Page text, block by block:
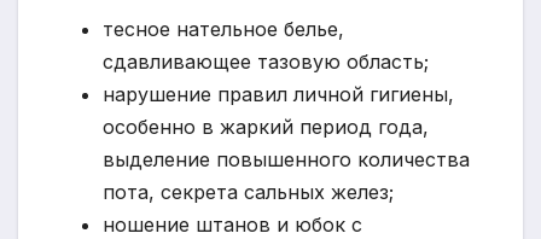
тесное нательное белье,
сдавливающее тазовую область;
нарушение правил личной гигиены,
особенно в жаркий период года,
выделение повышенного количества
пота, секрета сальных желез;
ношение штанов и юбок с